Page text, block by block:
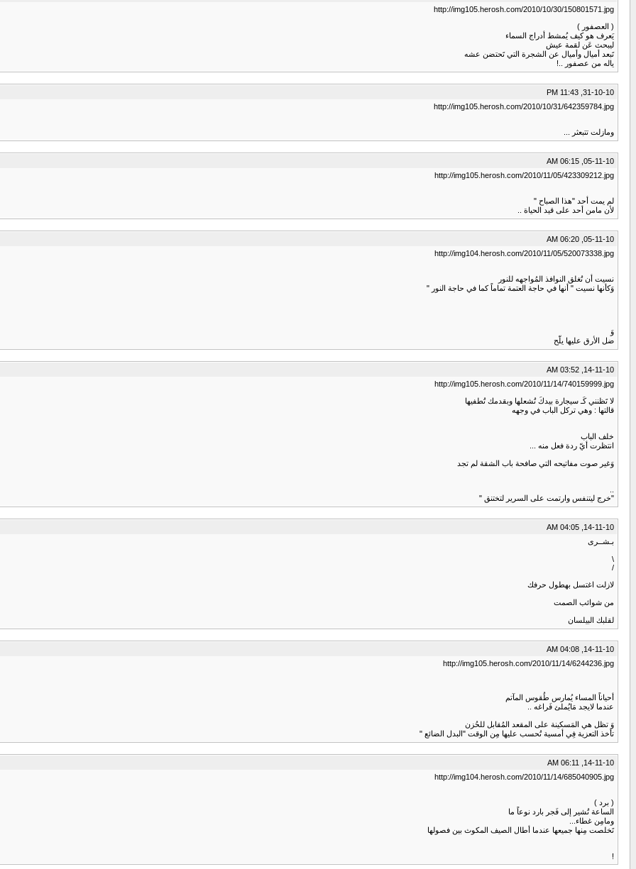
http://img105.herosh.com/2010/10/30/150801571.jpg
( العصفور )
يَعرف هو كيف يُمشط أدراج السماء
ليبحث عَن لقمة عيش
تَبعد أميال وأميال عن الشجرة التي تَحتضن عشه
ياله من عصفور ..!
31-10-10, 11:43 PM
http://img105.herosh.com/2010/10/31/642359784.jpg
ومازلت تتبعثر ...
05-11-10, 06:15 AM
http://img105.herosh.com/2010/11/05/423309212.jpg
لم يمت أحد "هذا الصباح "
لأن مامن أحد على قيد الحياة ..
05-11-10, 06:20 AM
http://img104.herosh.com/2010/11/05/520073338.jpg
نسيت أن تُغلق النوافذ المُواجهه للنور
وَكأنها نسيت " أنها في حاجة العتمة تماماً كما في حاجة النور "
وَ
ضل الأرق عليها يلّح
14-11-10, 03:52 AM
http://img105.herosh.com/2010/11/14/740159999.jpg
لا تَظنني كَـ سيجارة بيدكَ تُشعلها وبقدمك تُطفيها
قالتها : وهي تركل الباب في وجهه
خلف الباب
انتظرت أيّ ردة فعل منه ...
وَغير صوت مفاتيحه التي صافحة باب الشقة لم تجد
"خرج ليتنفس وارتمت على السرير لتختنق "
14-11-10, 04:05 AM
بـشــرى
\
/
لازلت اغتسل بهطول حرفك
من شوائب الصمت
لقلبك البيلسان
14-11-10, 04:08 AM
http://img105.herosh.com/2010/11/14/6244236.jpg
أحياناً المساء يُمارس طُقوس المآتم
عندما لايجد مَايُملئ فَراغه ..
وَ تظل هي المَسكينة على المقعد المُقابل للحُزن
تأخذ التعزية فِي أمسية تُحسب عليها مِن الوقت "البدل الضائع "
14-11-10, 06:11 AM
http://img104.herosh.com/2010/11/14/685040905.jpg
( برد )
الساعة تُشير إلى فَجر بارد نوعاً ما
ومامِن غطاء...
تَخلصت مِنها جميعها عندما أطال الصيف المكوث بين فصولها
!